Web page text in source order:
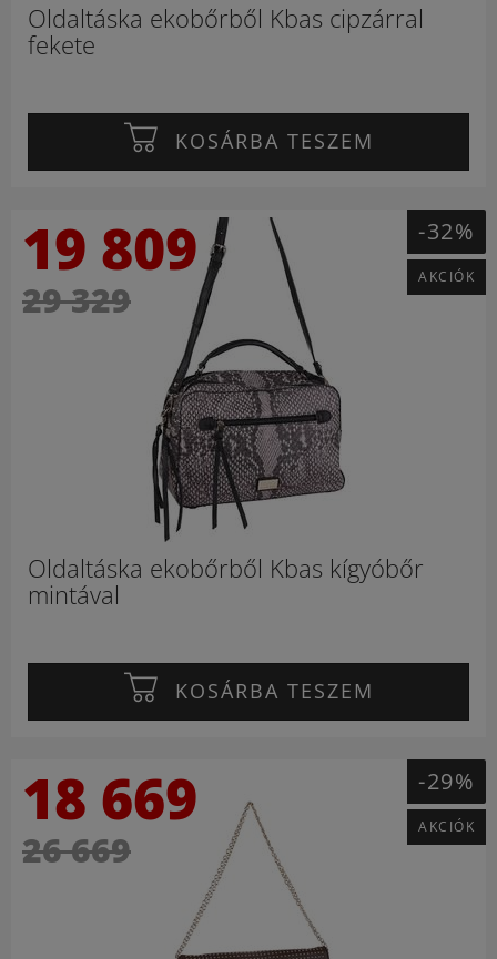
Oldaltáska ekobőrből Kbas cipzárral
fekete
KOSÁRBA TESZEM
19 809
29 329
-32%
AKCIÓK
Oldaltáska ekobőrből Kbas kígyóbőr
mintával
KOSÁRBA TESZEM
18 669
26 669
-29%
AKCIÓK